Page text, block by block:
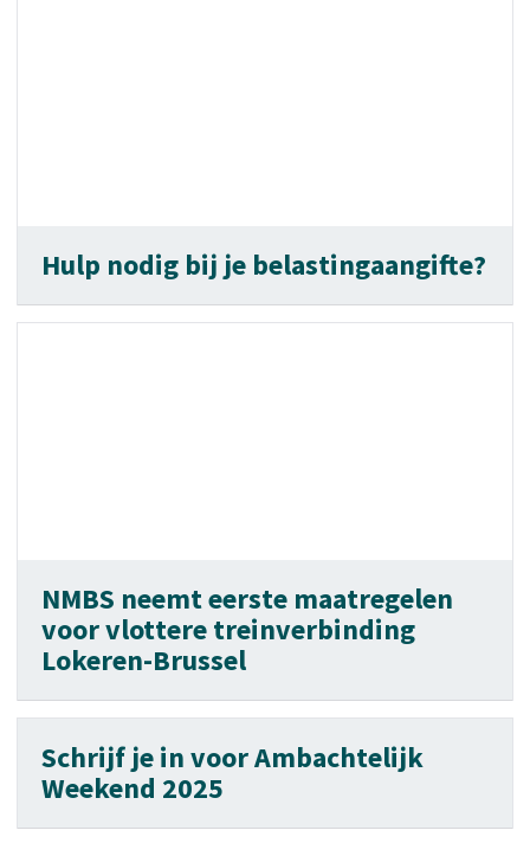
Hulp nodig bij je belastingaangifte?
NMBS neemt eerste maatregelen
voor vlottere treinverbinding
Lokeren-Brussel
Schrijf je in voor Ambachtelijk
Weekend 2025